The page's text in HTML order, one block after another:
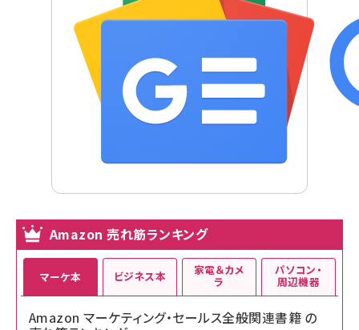
Amazon 売れ筋ランキング
マーケ本
Amazon マーケティング・セールス全般関連書籍 の
ビジネス本 家電＆カメ
ラ
パソコン・
周辺機器